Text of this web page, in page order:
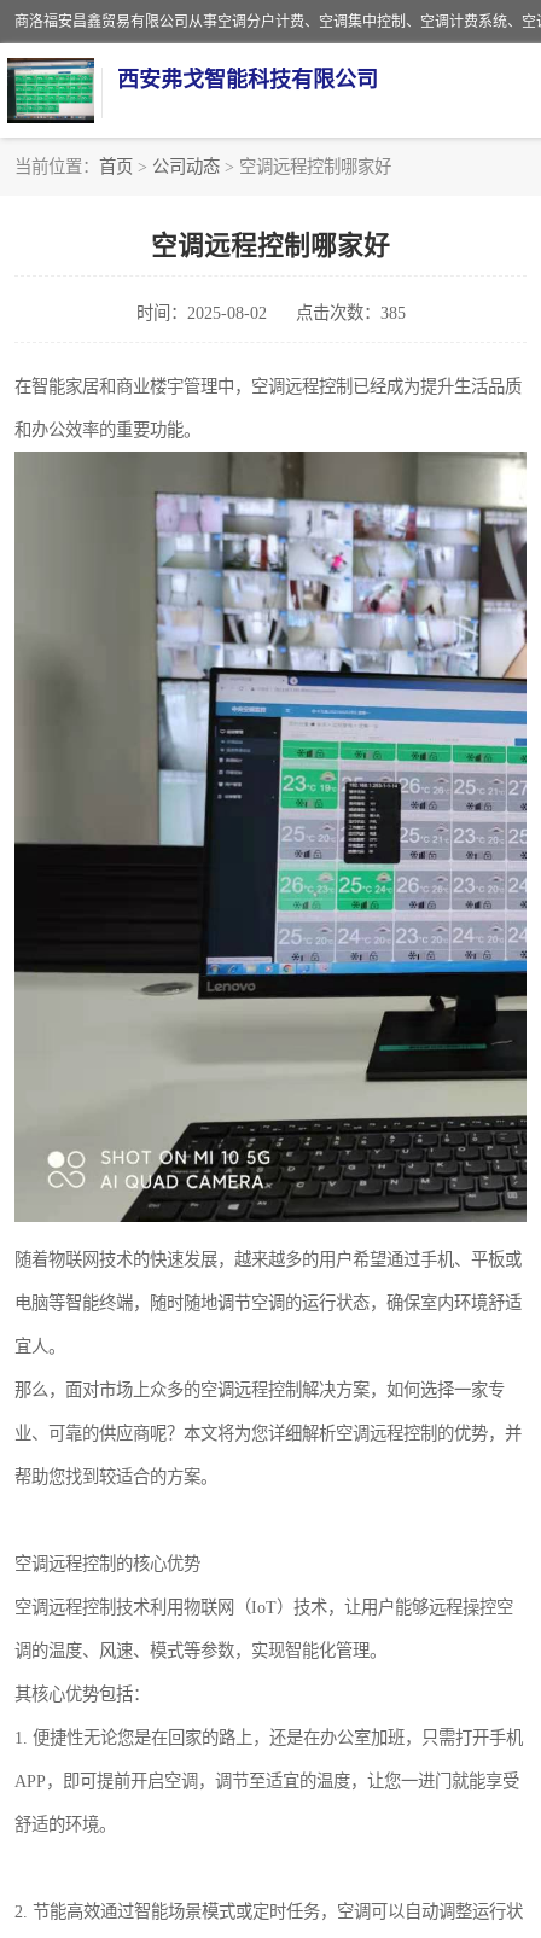
西安弗戈智能科技有限公司
当前位置： 首页 > 公司动态 > 空调远程控制哪家好
空调远程控制哪家好
时间：2025-08-02 点击次数：385
在智能家居和商业楼宇管理中，空调远程控制已经成为提升生活品质
和办公效率的重要功能。
随着物联网技术的快速发展，越来越多的用户希望通过手机、平板或
电脑等智能终端，随时随地调节空调的运行状态，确保室内环境舒适
宜人。
那么，面对市场上众多的空调远程控制解决方案，如何选择一家专
业、可靠的供应商呢？本文将为您详细解析空调远程控制的优势，并
帮助您找到较适合的方案。
空调远程控制的核心优势
空调远程控制技术利用物联网（IoT）技术，让用户能够远程操控空
调的温度、风速、模式等参数，实现智能化管理。
其核心优势包括：
1. 便捷性无论您是在回家的路上，还是在办公室加班，只需打开手机
APP，即可提前开启空调，调节至适宜的温度，让您一进门就能享受
舒适的环境。
2. 节能高效通过智能场景模式或定时任务，空调可以自动调整运行状
空调计费系统
中央空调计费系统